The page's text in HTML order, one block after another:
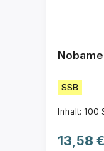
SSB
Inhalt: 100
13,58 €